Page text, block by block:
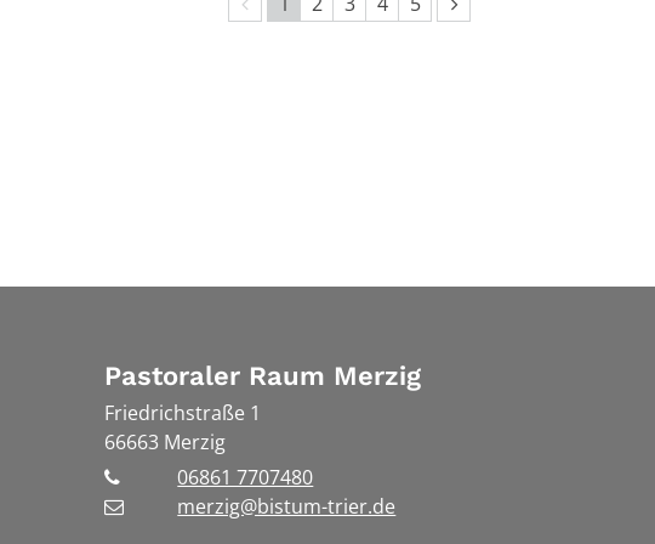
Pastoraler Raum Merzig
Friedrichstraße 1
66663 Merzig
06861 7707480
merzig@bistum-trier.de